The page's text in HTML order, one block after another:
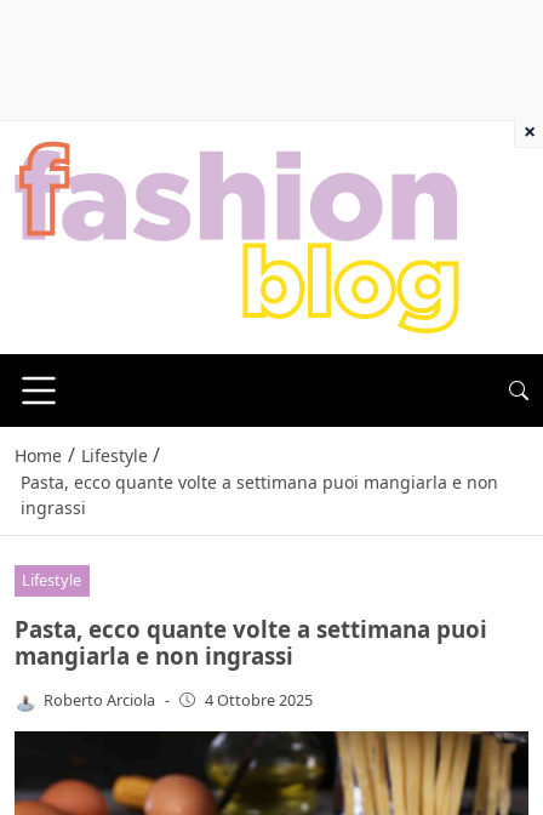
Home / Lifestyle /
Pasta, ecco quante volte a settimana puoi mangiarla e non
ingrassi
Lifestyle
Pasta, ecco quante volte a settimana puoi
mangiarla e non ingrassi
Roberto Arciola - 4 Ottobre 2025
×